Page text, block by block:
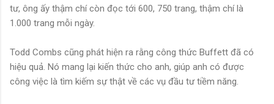
tư, ông ấy thậm chí còn đọc tới 600, 750 trang, thậm chí là
1.000 trang mỗi ngày.
Todd Combs cũng phát hiện ra rằng công thức Buffett đã có
hiệu quả. Nó mang lại kiến thức cho anh, giúp anh có được
công việc là tìm kiếm sự thật về các vụ đầu tư tiềm năng.